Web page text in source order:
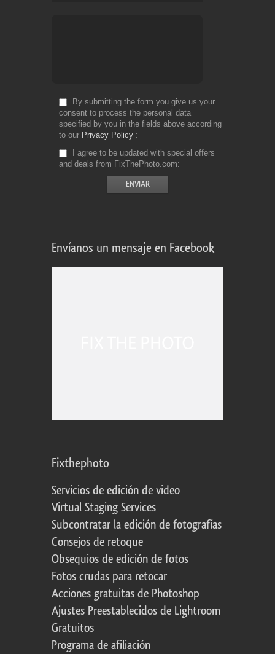
By submitting the form you give us your
consent to process the personal data
specified by you in the fields above according
to our Privacy Policy
I agree to be updated with special offers
and deals from FixThePhoto.com
Envíanos un mensaje en Facebook
Fixthephoto
Servicios de edición de video
Virtual Staging Services
Subcontratar la edición de fotografías
Consejos de retoque
Obsequios de edición de fotos
Fotos crudas para retocar
Acciones gratuitas de Photoshop
Ajustes Preestablecidos de Lightroom
Gratuitos
Programa de afiliación